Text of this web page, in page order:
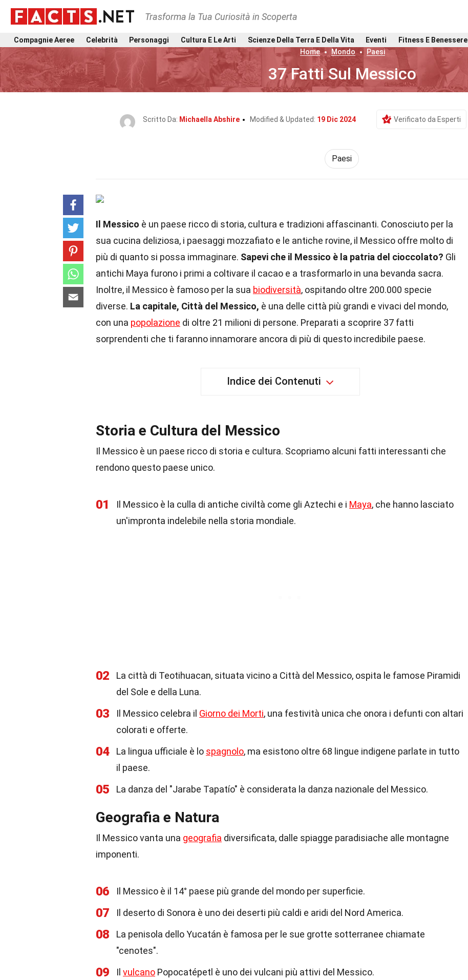
Trasforma la Tua Curiosità in Scoperta
Compagnie Aeree Celebrità Personaggi Cultura E Le Arti Scienze Della Terra E Della Vita Eventi Fitness E Benessere
Home
Mondo Paesi
37 Fatti Sul Messico
Scritto Da: Michaella Abshire Modified & Updated: 19 Dic 2024 Verificato da Esperti
Paesi
Il Messico è un paese ricco di storia, cultura e tradizioni affascinanti. Conosciuto per la
sua cucina deliziosa, i paesaggi mozzafiato e le antiche rovine, il Messico offre molto di
più di quanto si possa immaginare. Sapevi che il Messico è la patria del cioccolato? Gli
antichi Maya furono i primi a coltivare il cacao e a trasformarlo in una bevanda sacra.
Inoltre, il Messico è famoso per la sua biodiversità, ospitando oltre 200.000 specie
diverse. La capitale, Città del Messico, è una delle città più grandi e vivaci del mondo,
con una popolazione di oltre 21 milioni di persone. Preparati a scoprire 37 fatti
sorprendenti che ti faranno innamorare ancora di più di questo incredibile paese.
Indice dei Contenuti
Storia e Cultura del Messico
Il Messico è un paese ricco di storia e cultura. Scopriamo alcuni fatti interessanti che
rendono questo paese unico.
01 Il Messico è la culla di antiche civiltà come gli Aztechi e i Maya, che hanno lasciato
un'impronta indelebile nella storia mondiale.
02
La città di Teotihuacan, situata vicino a Città del Messico, ospita le famose Piramidi
del Sole e della Luna.
03 Il Messico celebra il Giorno dei Morti, una festività unica che onora i defunti con altari
colorati e offerte.
04 La lingua ufficiale è lo spagnolo, ma esistono oltre 68 lingue indigene parlate in tutto
il paese.
05 La danza del "Jarabe Tapatío" è considerata la danza nazionale del Messico.
Geografia e Natura
Il Messico vanta una geografia diversificata, dalle spiagge paradisiache alle montagne
imponenti.
06 Il Messico è il 14° paese più grande del mondo per superficie.
07 Il deserto di Sonora è uno dei deserti più caldi e aridi del Nord America.
08
La penisola dello Yucatán è famosa per le sue grotte sotterranee chiamate
"cenotes".
09 Il vulcano Popocatépetl è uno dei vulcani più attivi del Messico.